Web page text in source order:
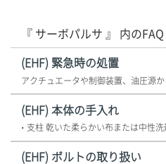
『 サーボパルサ 』 内のFAQ
(EHF) 緊急時の処置
(EHF) 本体の手入れ
(EHF) ボルトの取り扱い